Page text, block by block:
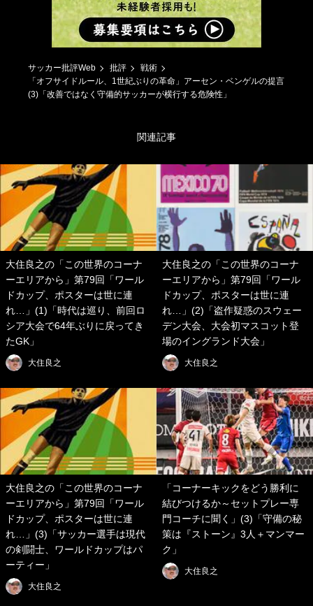
サッカー批評Web 批評
戦術
「オフサイドルール、1世紀ぶりの革命」アーセン・ベンゲルの提言
(3)「改善ではなく守備的サッカーが横行する危険性」
関連記事
大住良之の「この世界のコーナ
ーエリアから」第79回「ワール
ドカップ、ポスターは世に連
れ…」(1)「時代は巡り、前回ロ
シア大会で64年ぶりに戻ってき
たGK」
大住良之
大住良之の「この世界のコーナ
ーエリアから」第79回「ワール
ドカップ、ポスターは世に連
れ…」(2)「盗作疑惑のスウェー
デン大会、大会初マスコット登
場のイングランド大会」
大住良之
大住良之の「この世界のコーナ
ーエリアから」第79回「ワール
ドカップ、ポスターは世に連
れ…」(3)「サッカー選手は現代
の剣闘士、ワールドカップはパ
ーティー」
大住良之
「コーナーキックをどう勝利に
結びつけるか～セットプレー専
門コーチに聞く」(3)「守備の秘
策は『ストーン』3人＋マンマー
ク」
大住良之